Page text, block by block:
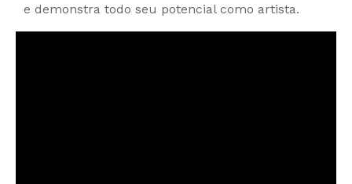
e demonstra todo seu potencial como artista.